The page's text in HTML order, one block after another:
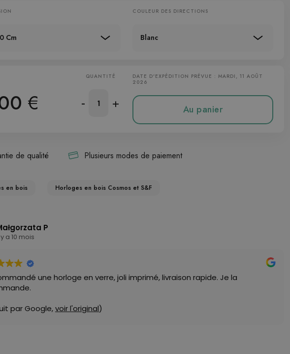
Cm
COULEUR DES DIRECTIONS
Blanc
€
QUANTITÉ
- +
DATE D'EXPÉDITION PRÉVUE : MARDI, 11 AOÛT
2026
Au panier
de qualité Plusieurs modes de paiement
en bois Horloges en bois Cosmos et S&F
P
a 10 mois
une horloge en verre, joli imprimé, livraison rapide. Je la
par Google,voir l'original)